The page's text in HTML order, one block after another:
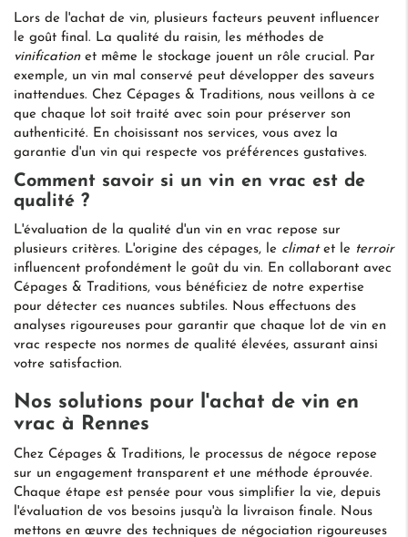
Lors de l'achat de vin, plusieurs facteurs peuvent influencer
le goût final. La qualité du raisin, les méthodes de
vinificationet même le stockage jouent un rôle crucial. Par
exemple, un vin mal conservé peut développer des saveurs
inattendues. Chez Cépages & Traditions, nous veillons à ce
que chaque lot soit traité avec soin pour préserver son
authenticité. En choisissant nos services, vous avez la
garantie d'un vin qui respecte vos préférences gustatives.
Comment savoir si un vin en vrac est de
qualité ?
L'évaluation de la qualité d'un vin en vrac repose sur
plusieurs critères. L'origine des cépages, le climatet le terroir
influencent profondément le goût du vin. En collaborant avec
Cépages & Traditions, vous bénéficiez de notre expertise
pour détecter ces nuances subtiles. Nous effectuons des
analyses rigoureuses pour garantir que chaque lot de vin en
vrac respecte nos normes de qualité élevées, assurant ainsi
votre satisfaction.
Nos solutions pour l'achat de vin en
vrac à Rennes
Chez Cépages & Traditions, le processus de négoce repose
sur un engagement transparent et une méthode éprouvée.
Chaque étape est pensée pour vous simplifier la vie, depuis
l'évaluation de vos besoins jusqu'à la livraison finale. Nous
mettons en œuvre des techniques de négociation rigoureuses